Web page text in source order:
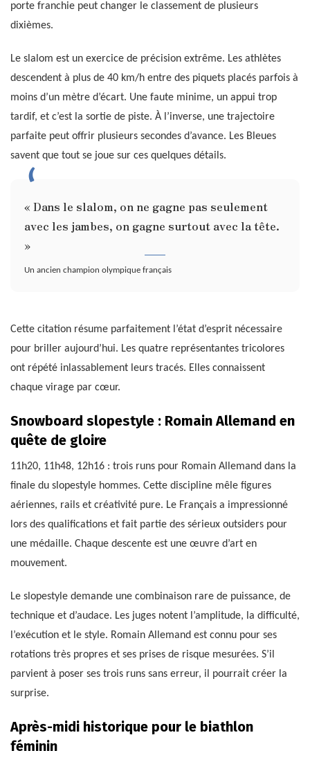
porte franchie peut changer le classement de plusieurs
dixièmes.
Le slalom est un exercice de précision extrême. Les athlètes
descendent à plus de 40 km/h entre des piquets placés parfois à
moins d’un mètre d’écart. Une faute minime, un appui trop
tardif, et c’est la sortie de piste. À l’inverse, une trajectoire
parfaite peut offrir plusieurs secondes d’avance. Les Bleues
savent que tout se joue sur ces quelques détails.
« Dans le slalom, on ne gagne pas seulement
avec les jambes, on gagne surtout avec la tête.
»
Un ancien champion olympique français
Cette citation résume parfaitement l’état d’esprit nécessaire
pour briller aujourd’hui. Les quatre représentantes tricolores
ont répété inlassablement leurs tracés. Elles connaissent
chaque virage par cœur.
Snowboard slopestyle : Romain Allemand en
quête de gloire
11h20, 11h48, 12h16 : trois runs pour Romain Allemand dans la
finale du slopestyle hommes. Cette discipline mêle figures
aériennes, rails et créativité pure. Le Français a impressionné
lors des qualifications et fait partie des sérieux outsiders pour
une médaille. Chaque descente est une œuvre d’art en
mouvement.
Le slopestyle demande une combinaison rare de puissance, de
technique et d’audace. Les juges notent l’amplitude, la difficulté,
l’exécution et le style. Romain Allemand est connu pour ses
rotations très propres et ses prises de risque mesurées. S’il
parvient à poser ses trois runs sans erreur, il pourrait créer la
surprise.
Après-midi historique pour le biathlon
féminin